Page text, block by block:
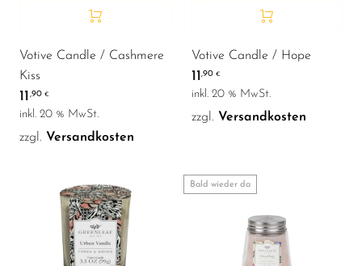
Votive Candle / Cashmere
Kiss
11,90 €
inkl. 20 % MwSt.
zzgl. Versandkosten
Votive Candle / Hope
11,90€
inkl. 20 % MwSt.
zzgl. Versandkosten
Bald wieder da